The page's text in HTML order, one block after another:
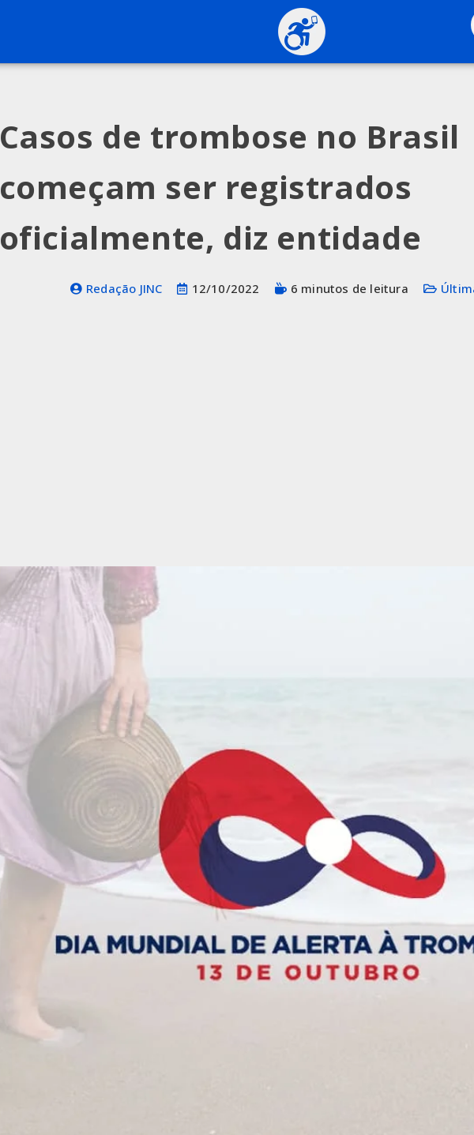
Casos de trombose no Brasil
começam ser registrados
oficialmente, diz entidade
Redação JINC 12/10/2022 6 minutos de leitura